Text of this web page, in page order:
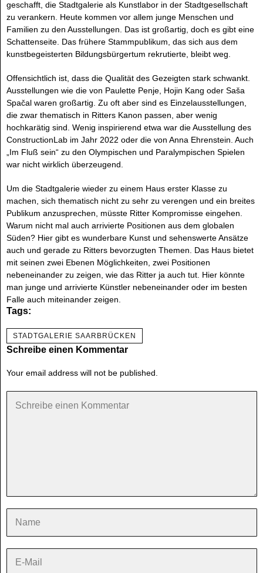
geschafft, die Stadtgalerie als Kunstlabor in der Stadtgesellschaft
zu verankern. Heute kommen vor allem junge Menschen und
Familien zu den Ausstellungen. Das ist großartig, doch es gibt eine
Schattenseite. Das frühere Stammpublikum, das sich aus dem
kunstbegeisterten Bildungsbürgertum rekrutierte, bleibt weg.
Offensichtlich ist, dass die Qualität des Gezeigten stark schwankt.
Ausstellungen wie die von Paulette Penje, Hojin Kang oder Saša
Spačal waren großartig. Zu oft aber sind es Einzelausstellungen,
die zwar thematisch in Ritters Kanon passen, aber wenig
hochkarätig sind. Wenig inspirierend etwa war die Ausstellung des
ConstructionLab im Jahr 2022 oder die von Anna Ehrenstein. Auch
„Im Fluß sein“ zu den Olympischen und Paralympischen Spielen
war nicht wirklich überzeugend.
Um die Stadtgalerie wieder zu einem Haus erster Klasse zu
machen, sich thematisch nicht zu sehr zu verengen und ein breites
Publikum anzusprechen, müsste Ritter Kompromisse eingehen.
Warum nicht mal auch arrivierte Positionen aus dem globalen
Süden? Hier gibt es wunderbare Kunst und sehenswerte Ansätze
auch und gerade zu Ritters bevorzugten Themen. Das Haus bietet
mit seinen zwei Ebenen Möglichkeiten, zwei Positionen
nebeneinander zu zeigen, wie das Ritter ja auch tut. Hier könnte
man junge und arrivierte Künstler nebeneinander oder im besten
Falle auch miteinander zeigen.
Tags:
STADTGALERIE SAARBRÜCKEN
Schreibe einen Kommentar
Your email address will not be published.